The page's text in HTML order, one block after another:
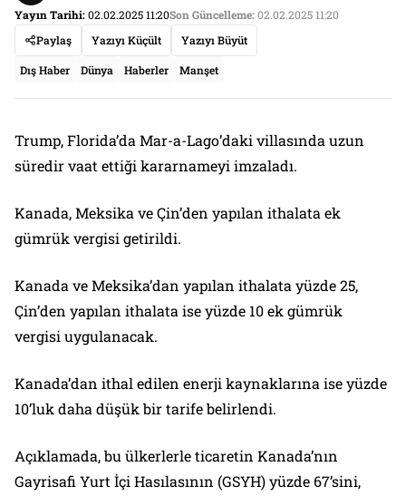
Yayın Tarihi:02.02.2025 11:20Son Güncelleme:02.02.2025 11:20
Paylaş
Yazıyı Küçült Yazıyı Büyüt
Dış Haber Dünya Haberler Manşet
Trump, Florida’da Mar-a-Lago’daki villasında uzun
süredir vaat ettiği kararnameyi imzaladı.
Kanada, Meksika ve Çin’den yapılan ithalata ek
gümrük vergisi getirildi.
Kanada ve Meksika’dan yapılan ithalata yüzde 25,
Çin’den yapılan ithalata ise yüzde 10 ek gümrük
vergisi uygulanacak.
Kanada’dan ithal edilen enerji kaynaklarına ise yüzde
10’luk daha düşük bir tarife belirlendi.
Açıklamada, bu ülkerlerle ticaretin Kanada’nın
Gayrisafi Yurt İçi Hasılasının (GSYH) yüzde 67’sini,